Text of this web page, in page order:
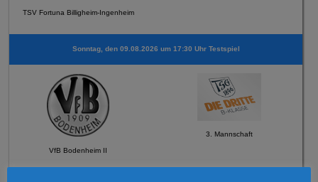
TSV Fortuna Billigheim-Ingenheim
Sonntag, den 09.08.2026 um 17:30 Uhr Testspiel
VfB Bodenheim II
3. Mannschaft